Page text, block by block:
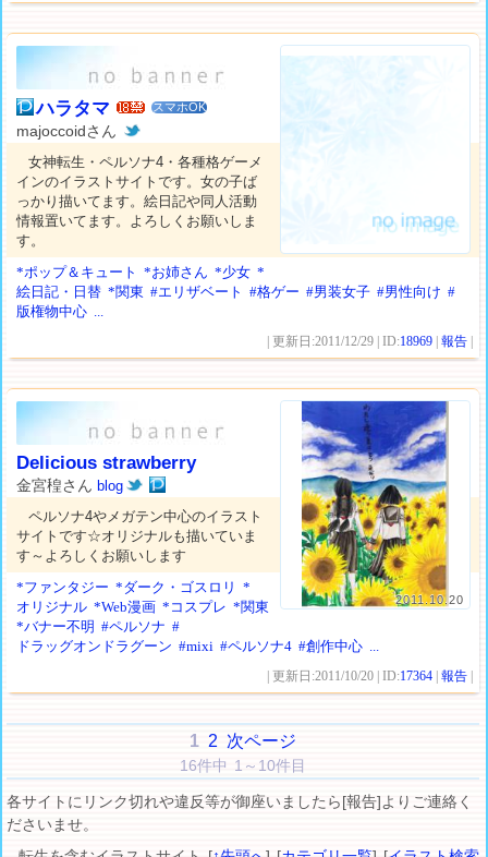
ハラタマ スマホOK
majoccoidさん
女神転生・ペルソナ4・各種格ゲーメ
インのイラストサイトです。女の子ば
っかり描いてます。絵日記や同人活動
情報置いてます。よろしくお願いしま
す。
*ポップ＆キュート
*お姉さん *少女 *
絵日記・日替 *関東 #エリザベート #格ゲー #男装女子 #男性向け #
版権物中心 ...
| 更新日:2011/12/29 | ID:18969 |報告
2011.10.20
Delicious strawberry
金宮䅣さんblog
ペルソナ4やメガテン中心のイラスト
サイトです☆オリジナルも描いていま
す～よろしくお願いします
*ファンタジー *ダーク・ゴスロリ
*
オリジナル *Web漫画 *コスプレ *関東
*バナー不明 #ペルソナ #
ドラッグオンドラグーン #mixi #ペルソナ4 #創作中心 ...
| 更新日:2011/10/20 | ID:17364 |報告
1 2 次ページ
16件中 1～10件目
各サイトにリンク切れや違反等が御座いましたら[報告]よりご連絡く
ださいませ。